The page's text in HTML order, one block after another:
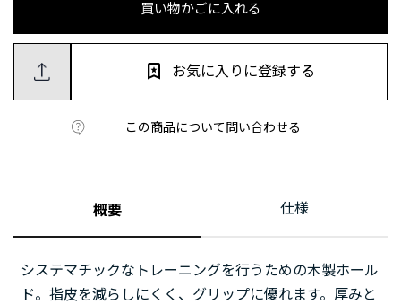
買い物かごに入れる
この商品について問い合わせる
お気に入りに登録する
概要 仕様
システマチックなトレーニングを行うための木製ホール
ド。指皮を減らしにくく、グリップに優れます。厚みと